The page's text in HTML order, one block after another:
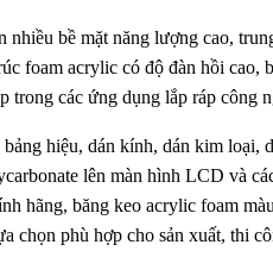
bề mặt năng lượng cao,
foam acrylic có độ đàn hồi cao,
trong các ứng dụng lắp ráp công
hiệu, dán kính, dán kim loại,
lên màn hình LCD và
hãng, băng keo acrylic foam
phù hợp cho sản xuất, thi